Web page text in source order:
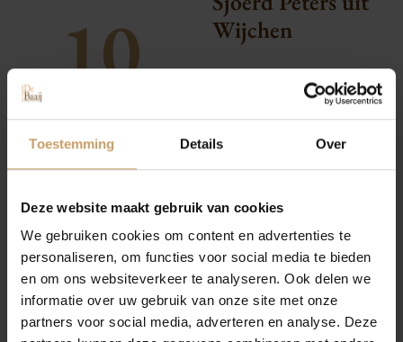
Toestemming Details Over
Deze website maakt gebruik van cookies
We gebruiken cookies om content en advertenties te
personaliseren, om functies voor social media te bieden
en om ons websiteverkeer te analyseren. Ook delen we
informatie over uw gebruik van onze site met onze
partners voor social media, adverteren en analyse. Deze
10
Wijchen
TOP SERVICE - PERSOONLIJKE EN EERLIJKE
Top service - persoonlijke en eerlijke behandeling;
AANBEVELEN?
Occasions
Autolease
Autoverzekeringen
Verkoop